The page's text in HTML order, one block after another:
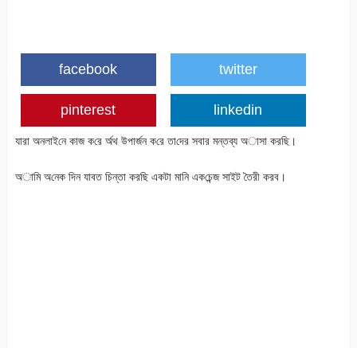
facebook twitter
pinterest linkedin
যারা অনলাই‌নে কাজ ক‌রে র্অথ উপার্জন ক‌রে তা‌দের সবার মন্তব্য অাসা কর‌ছি।
অা‌মি অ‌নেক দিন যাবত চিন্তা কর‌ছি একটা মা‌নি এক‌চেন্জ সাইট তৈরী করব।